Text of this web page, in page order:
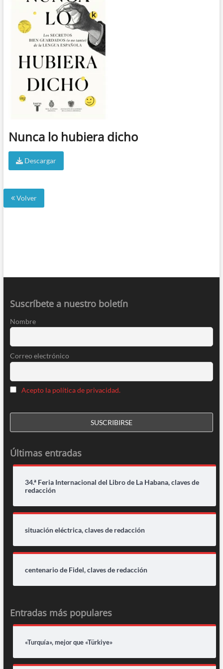
Nunca lo hubiera dicho
Descargar
Volver
Suscríbete a nuestro boletín
Nombre
Correo electrónico
Acepto la política de privacidad.
Últimas entradas
34.ª Feria Internacional del Libro de La Habana, claves de
redacción
situación eléctrica, claves de redacción
centenario de Fidel, claves de redacción
Entradas más populares
«Turquía», mejor que «Türkiye»